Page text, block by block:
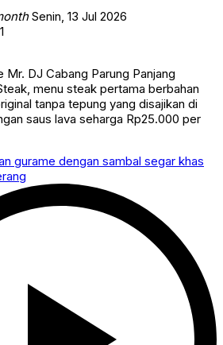
Senin, 13 Jul 2026
Mr. DJ Cabang Parung Panjang
menu steak pertama berbahan
tanpa tepung yang disajikan di
saus lava seharga Rp25.000 per